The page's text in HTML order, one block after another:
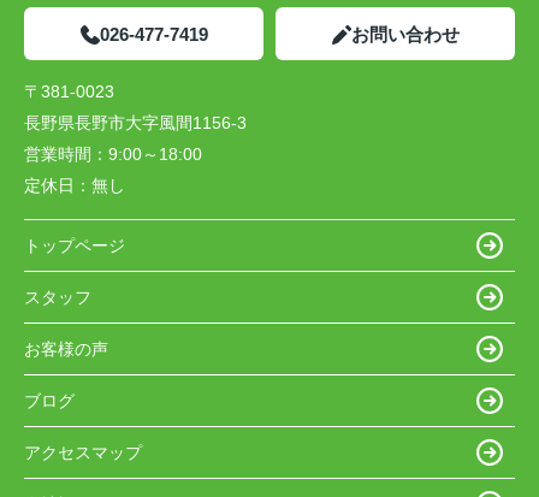
026-477-7419 お問い合わせ
〒381-0023
長野県長野市大字風間1156-3
営業時間： 9:00～18:00
定休日： 無し
トップページ
スタッフ
お客様の声
ブログ
アクセスマップ